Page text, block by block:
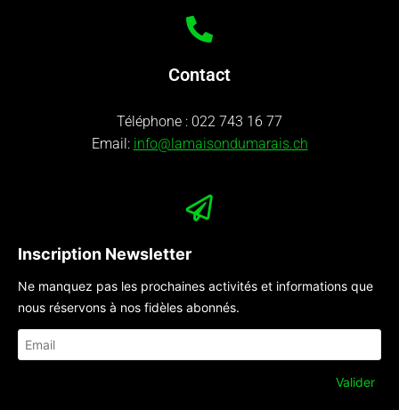
Contact
Téléphone : 022 743 16 77
Email: info@lamaisondumarais.ch
Inscription Newsletter
Ne manquez pas les prochaines activités et informations que
nous réservons à nos fidèles abonnés.